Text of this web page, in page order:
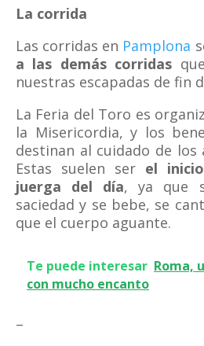
La corrida
Las corridas en Pamplona
a las demás corridas
nuestras escapadas de fin
La Feria del Toro es
la Misericordia, y los
destinan al cuidado de los
Estas suelen ser el
juerga del día, ya que
saciedad y se bebe, se
que el cuerpo aguante.
Te puede interesar Roma,
con mucho encanto
–